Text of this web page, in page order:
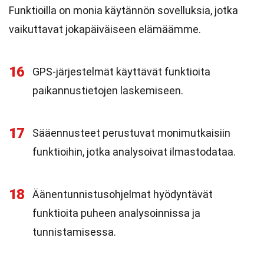
Funktioilla on monia käytännön sovelluksia, jotka
vaikuttavat jokapäiväiseen elämäämme.
16
GPS-järjestelmät käyttävät funktioita
paikannustietojen laskemiseen.
17
Sääennusteet perustuvat monimutkaisiin
funktioihin, jotka analysoivat ilmastodataa.
18
Äänentunnistusohjelmat hyödyntävät
funktioita puheen analysoinnissa ja
tunnistamisessa.